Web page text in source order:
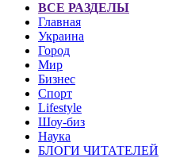
ВСЕ РАЗДЕЛЫ
Главная
Украина
Город
Мир
Бизнес
Спорт
Lifestyle
Шоу-биз
Наука
БЛОГИ ЧИТАТЕЛЕЙ